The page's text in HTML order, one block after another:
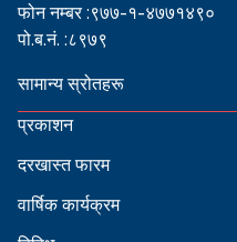
फोन नम्बर :९७७-१-४७७१४९०
पो.ब.नं. :८९७९
सामान्य स्रोतहरू
प्रकाशन
दरखास्त फारम
वार्षिक कार्यक्रम